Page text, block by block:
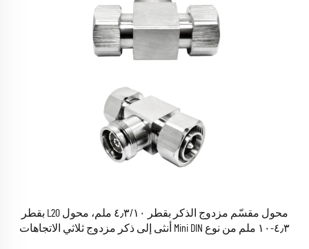
محول مقسّم مزدوج الذكر بقطر ٤٫٣/١٠ ملم، محول L20 بقطر
٤٫٣-١٠ ملم من نوع Mini DIN أنثى إلى ذكر مزدوج ثلاثي الاتجاهات